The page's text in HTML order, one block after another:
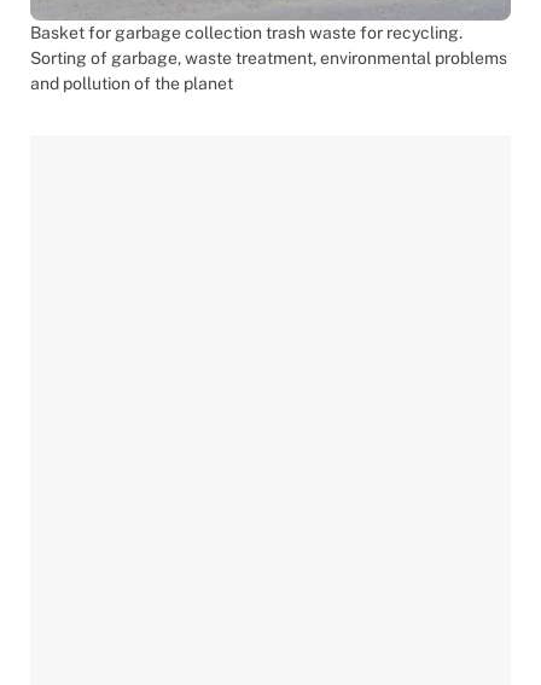
Basket for garbage collection trash waste for recycling.
Sorting of garbage, waste treatment, environmental problems
and pollution of the planet